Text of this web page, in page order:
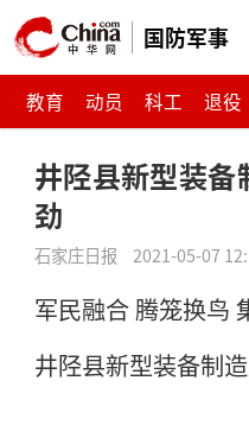
国防军事
教育 动员 科工 退役
井陉县新型装备
劲
石家庄日报 2021-05-07
军民融合 腾笼换鸟
井陉县新型装备制